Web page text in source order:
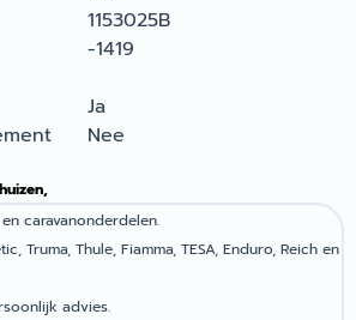
1153025B
-1419
Ja
Nee
caravanonderdelen.
Truma, Thule, Fiamma, TESA, Enduro, Reich en
advies.